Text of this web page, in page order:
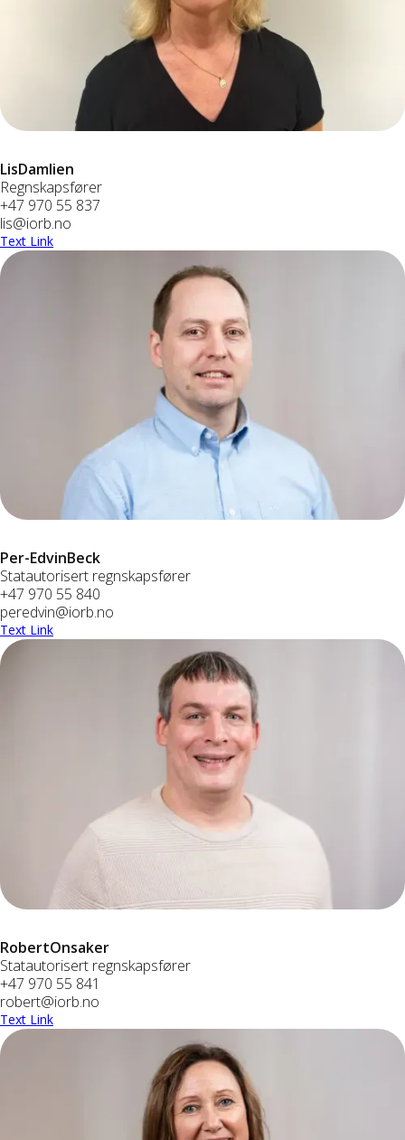
LisDamlien
Regnskapsfører
+47 970 55 837
lis@iorb.no
Text Link
Per-EdvinBeck
Statautorisert regnskapsfører
+47 970 55 840
peredvin@iorb.no
Text Link
RobertOnsaker
Statautorisert regnskapsfører
+47 970 55 841
robert@iorb.no
Text Link